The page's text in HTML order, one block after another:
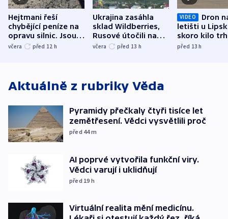
Hejtmani řeší
chybějící peníze na
opravu silnic. Jsou
nenárokové, namítá
včera před 12 h
Ukrajina zasáhla
sklad Wildberries,
Rusové útočili na
trh, hasiče či
včera před 13 h
VIDEO
Dron
letišti u
skoro kilo
indicie
před 13h
Aktuálně z rubriky Věda
Pyramidy přečkaly čtyři tisíce let
zemětřesení. Vědci vysvětlili proč
před 44m
AI poprvé vytvořila funkční viry.
Vědci varují i uklidňují
před 19 h
Virtuální realita mění medicínu.